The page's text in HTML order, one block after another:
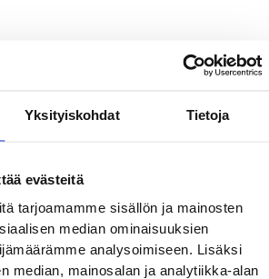
Yksityiskohdat Tietoja
evästeitä
tarjoamamme sisällön ja mainosten
median ominaisuuksien
analysoimiseen. Lisäksi
median, mainosalan ja analytiikka-alan
Puuvilla
Riveri